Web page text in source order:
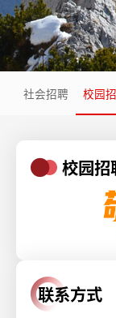
社会招聘 校园
校园招
联系方式